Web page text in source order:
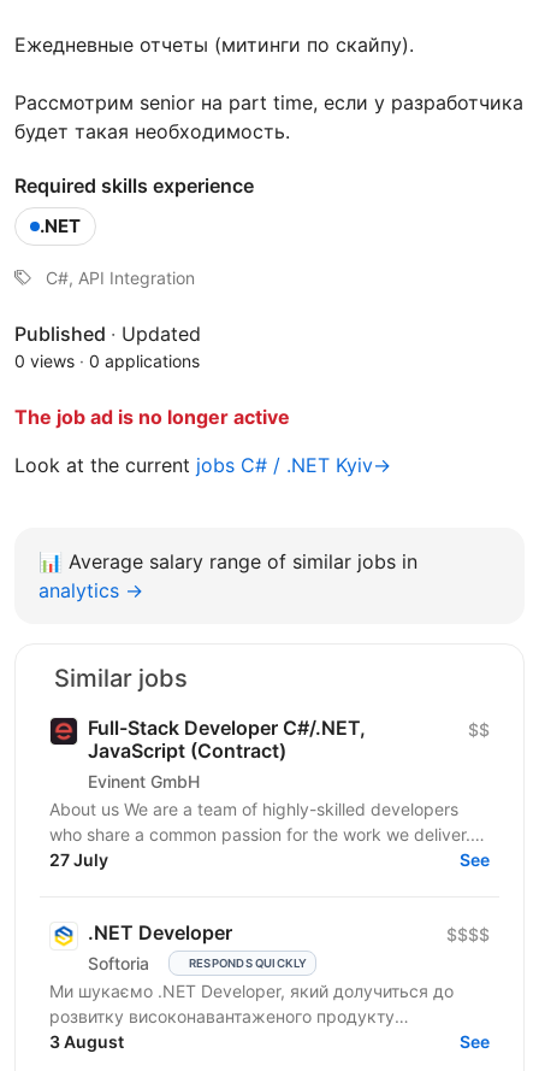
Ежедневные отчеты (митинги по скайпу).
Рассмотрим senior на part time, если у разработчика
будет такая необходимость.
Required skills experience
.NET
С#, API Integration
Published · Updated
0 views · 0 applications
The job ad is no longer active
Look at the current jobs C# / .NET Kyiv→
📊 Average salary range of similar jobs in
analytics →
Similar jobs
Full-Stack Developer C#/.NET,
JavaScript (Contract)
Evinent GmbH
$$
About us We are a team of highly-skilled developers
who share a common passion for the work we deliver.
Our vision for software development starts with a...
27 July See
.NET Developer
Softoria RESPONDS QUICKLY
$$$$
Ми шукаємо .NET Developer, який долучиться до
розвитку високонавантаженого продукту
DataForSEO. На цій позиції ви будете працювати над
3 August See